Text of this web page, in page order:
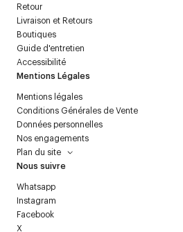
Retour
Livraison et Retours
Boutiques
Guide d'entretien
Accessibilité
Mentions Légales
Mentions légales
Conditions Générales de Vente
Données personnelles
Nos engagements
Plan du site
Nous suivre
Whatsapp
Instagram
Facebook
X